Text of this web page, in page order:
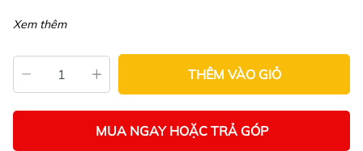
Xem thêm
THÊM VÀO GIỎ
MUA NGAY HOẶC TRẢ GÓP